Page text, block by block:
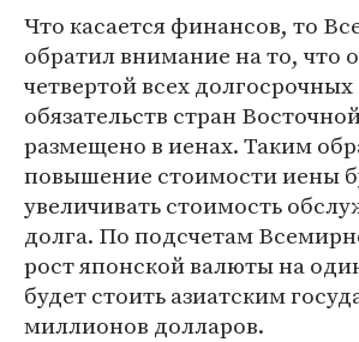
Что касается финансов, то
обратил внимание на то, что
четвертой всех
обязательств стран
размещено в иенах. Таким
повышение стоимости иены
увеличивать стоимость
долга. По подсчетам
рост японской валюты на
будет стоить азиатским
миллионов долларов.